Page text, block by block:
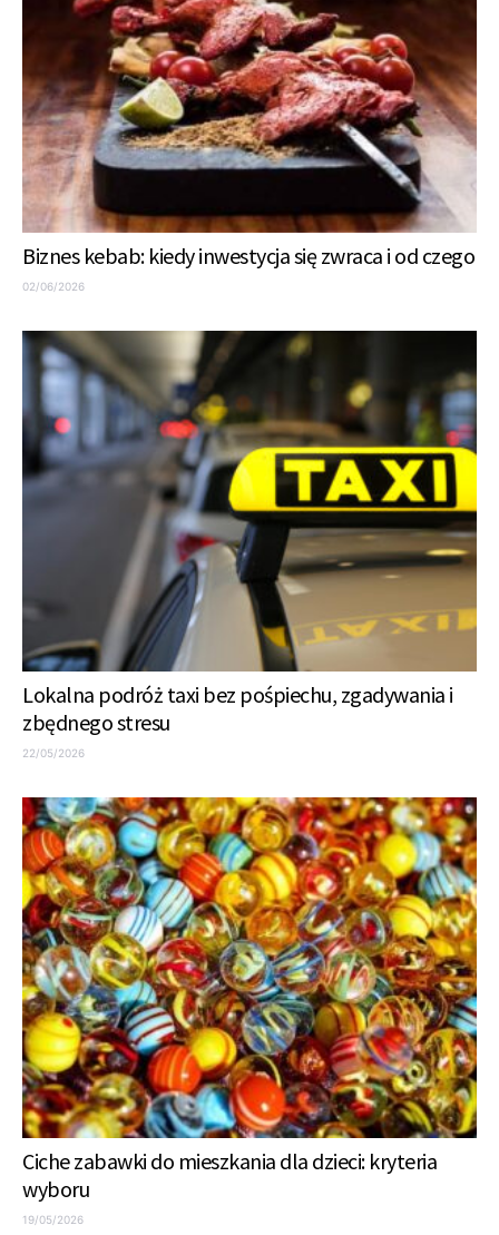
Biznes kebab: kiedy inwestycja się zwraca i od czego
02/06/2026
Lokalna podróż taxi bez pośpiechu, zgadywania i
zbędnego stresu
22/05/2026
Ciche zabawki do mieszkania dla dzieci: kryteria
wyboru
19/05/2026